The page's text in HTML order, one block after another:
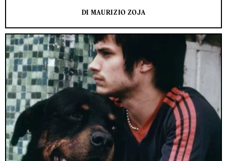
DI MAURIZIO ZOJA